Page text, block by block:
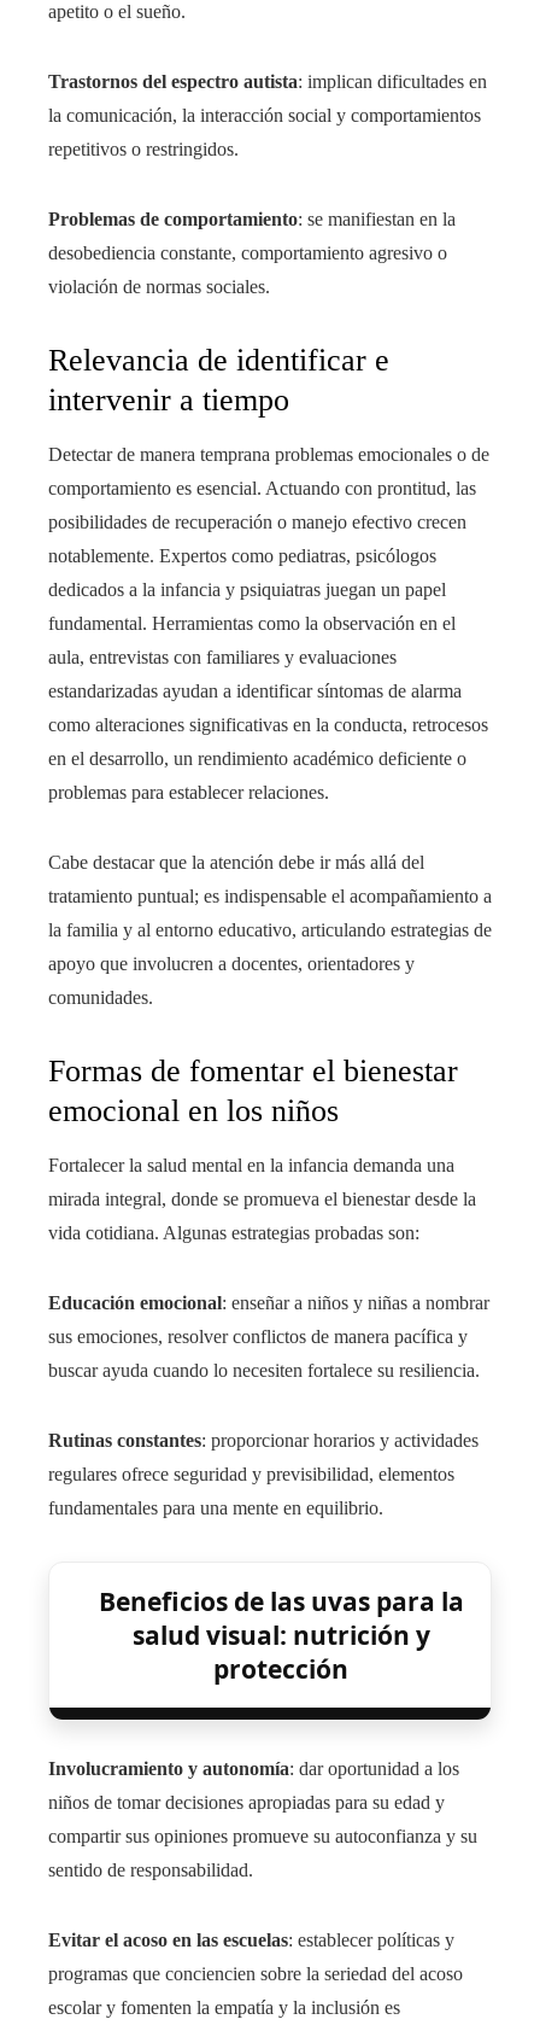
apetito o el sueño.
Trastornos del espectro autista: implican dificultades en
la comunicación, la interacción social y comportamientos
repetitivos o restringidos.
Problemas de comportamiento: se manifiestan en la
desobediencia constante, comportamiento agresivo o
violación de normas sociales.
Relevancia de identificar e
intervenir a tiempo
Detectar de manera temprana problemas emocionales o de
comportamiento es esencial. Actuando con prontitud, las
posibilidades de recuperación o manejo efectivo crecen
notablemente. Expertos como pediatras, psicólogos
dedicados a la infancia y psiquiatras juegan un papel
fundamental. Herramientas como la observación en el
aula, entrevistas con familiares y evaluaciones
estandarizadas ayudan a identificar síntomas de alarma
como alteraciones significativas en la conducta, retrocesos
en el desarrollo, un rendimiento académico deficiente o
problemas para establecer relaciones.
Cabe destacar que la atención debe ir más allá del
tratamiento puntual; es indispensable el acompañamiento a
la familia y al entorno educativo, articulando estrategias de
apoyo que involucren a docentes, orientadores y
comunidades.
Formas de fomentar el bienestar
emocional en los niños
Fortalecer la salud mental en la infancia demanda una
mirada integral, donde se promueva el bienestar desde la
vida cotidiana. Algunas estrategias probadas son:
Educación emocional: enseñar a niños y niñas a nombrar
sus emociones, resolver conflictos de manera pacífica y
buscar ayuda cuando lo necesiten fortalece su resiliencia.
Rutinas constantes: proporcionar horarios y actividades
regulares ofrece seguridad y previsibilidad, elementos
fundamentales para una mente en equilibrio.
Beneficios de las uvas para la
salud visual: nutrición y
protección
Involucramiento y autonomía: dar oportunidad a los
niños de tomar decisiones apropiadas para su edad y
compartir sus opiniones promueve su autoconfianza y su
sentido de responsabilidad.
Evitar el acoso en las escuelas: establecer políticas y
programas que conciencien sobre la seriedad del acoso
escolar y fomenten la empatía y la inclusión es